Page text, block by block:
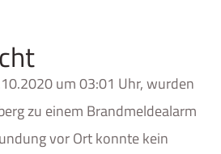
um 03:01 Uhr, wurden
zu einem Brandmeldealarm
vor Ort konnte kein